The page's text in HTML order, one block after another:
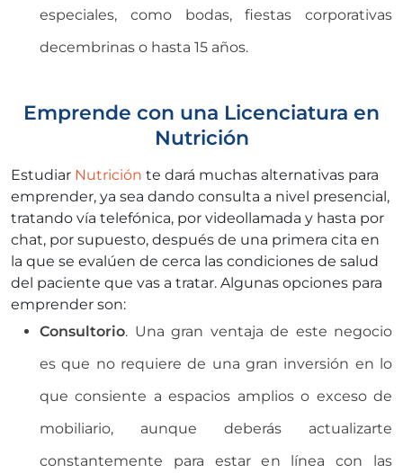
especiales, como bodas, fiestas corporativas
decembrinas o hasta 15 años.
Emprende con una Licenciatura en
Nutrición
Estudiar Nutrición te dará muchas alternativas para
emprender, ya sea dando consulta a nivel presencial,
tratando vía telefónica, por videollamada y hasta por
chat, por supuesto, después de una primera cita en
la que se evalúen de cerca las condiciones de salud
del paciente que vas a tratar. Algunas opciones para
emprender son:
Consultorio. Una gran ventaja de este negocio
es que no requiere de una gran inversión en lo
que consiente a espacios amplios o exceso de
mobiliario, aunque deberás actualizarte
constantemente para estar en línea con las